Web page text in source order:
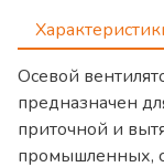
Осевой
предназначен
приточной и
промышленных,